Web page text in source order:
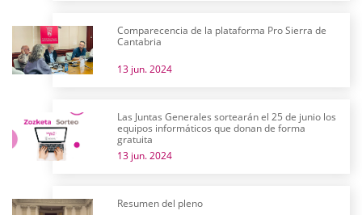
Comparecencia de la plataforma Pro Sierra de
Cantabria
13 jun. 2024
Las Juntas Generales sortearán el 25 de junio los
equipos informáticos que donan de forma
gratuita
13 jun. 2024
Resumen del pleno